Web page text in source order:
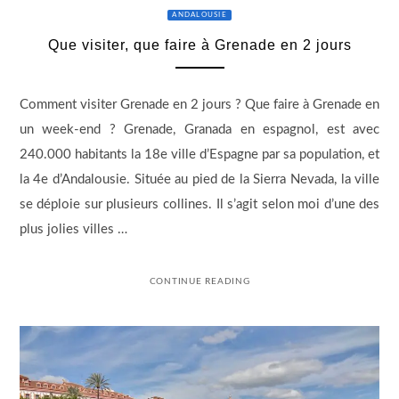
ANDALOUSIE
Que visiter, que faire à Grenade en 2 jours
Comment visiter Grenade en 2 jours ? Que faire à Grenade en
un week-end ? Grenade, Granada en espagnol, est avec
240.000 habitants la 18e ville d’Espagne par sa population, et
la 4e d’Andalousie. Située au pied de la Sierra Nevada, la ville
se déploie sur plusieurs collines. Il s’agit selon moi d’une des
plus jolies villes …
CONTINUE READING